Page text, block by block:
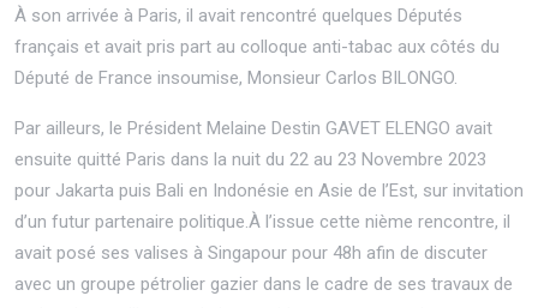
À son arrivée à Paris, il avait rencontré quelques Députés
français et avait pris part au colloque anti-tabac aux côtés du
Député de France insoumise, Monsieur Carlos BILONGO.
Par ailleurs, le Président Melaine Destin GAVET ELENGO avait
ensuite quitté Paris dans la nuit du 22 au 23 Novembre 2023
pour Jakarta puis Bali en Indonésie en Asie de l’Est, sur invitation
d’un futur partenaire politique.À l’issue cette nième rencontre, il
avait posé ses valises à Singapour pour 48h afin de discuter
avec un groupe pétrolier gazier dans le cadre de ses travaux de